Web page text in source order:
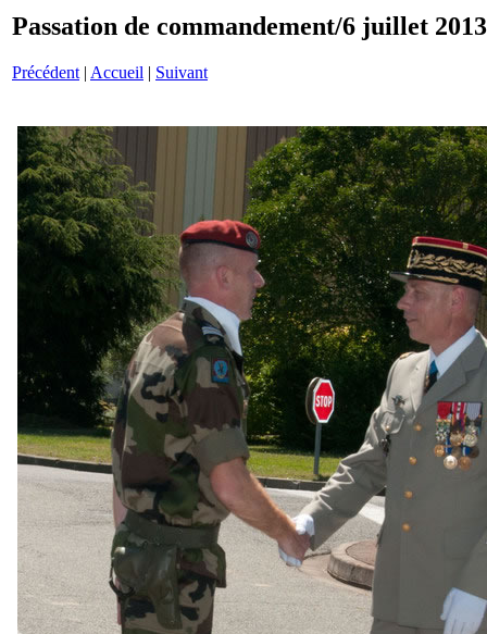
Passation de commandement/6 juillet
Précédent | Accueil | Suivant